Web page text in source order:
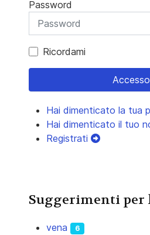
Password
Ricordami
Accesso
Hai dimenticato la tua
Hai dimenticato il tuo
Registrati
Suggerimenti per
vena 6